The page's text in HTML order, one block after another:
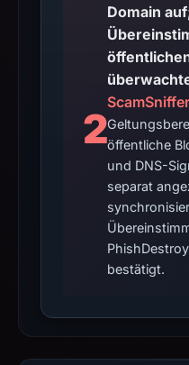
2
Domain
ScamSniffer
öffentliche
und DNS-
separat
bestätigt.